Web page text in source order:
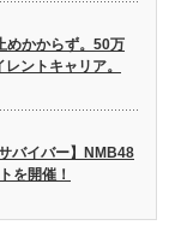
めかからず。50万
ントキャリア。
バイバー】NMB48
を開催！